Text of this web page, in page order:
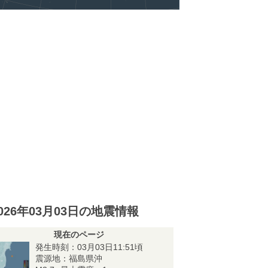
年03月03日の地震情報
現在のページ
発生時刻：03月03日11:51頃
震源地：福島県沖